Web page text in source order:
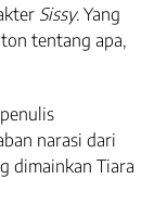
Sissy. Yang
tentang apa,
narasi dari
dimainkan Tiara